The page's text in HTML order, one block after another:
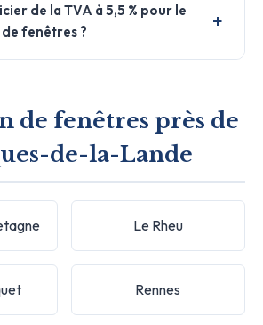
de la TVA à 5,5 % pour le
fenêtres ?
de fenêtres près de
de-la-Lande
Le Rheu
Rennes